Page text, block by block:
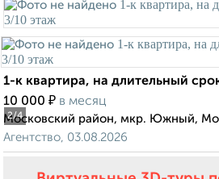
2/4
1-к квартира, на длительный
10 000 ₽ в месяц
Московский район, мкр. Южный,
Агентство, 03.08.2026